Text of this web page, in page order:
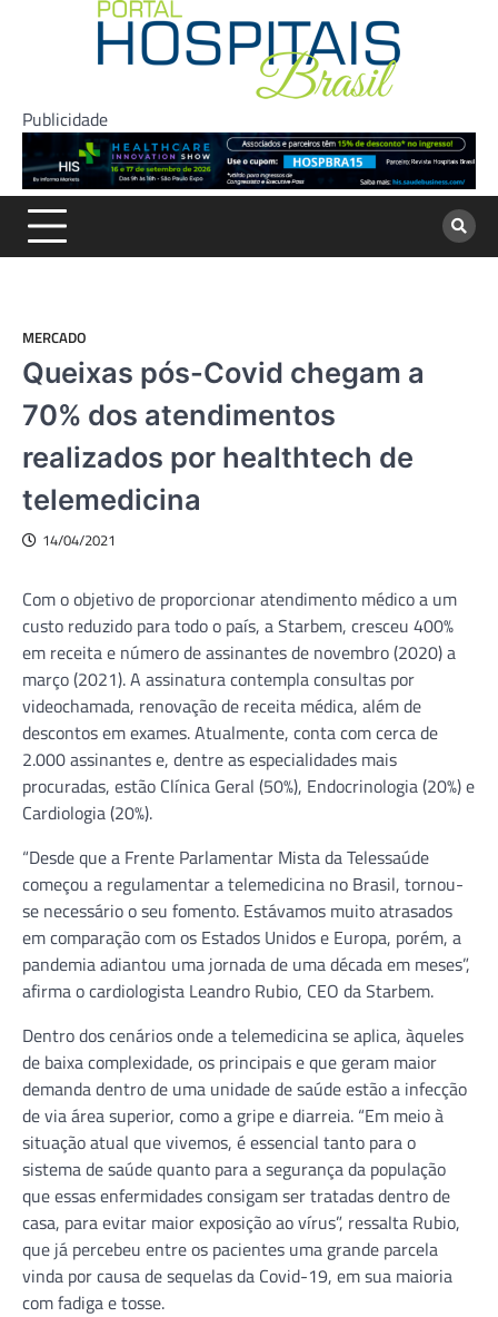
Publicidade
MERCADO
Queixas pós-Covid chegam a
70% dos atendimentos
realizados por healthtech de
telemedicina
14/04/2021
Com o objetivo de proporcionar atendimento médico a um
custo reduzido para todo o país, a Starbem, cresceu 400%
em receita e número de assinantes de novembro (2020) a
março (2021). A assinatura contempla consultas por
videochamada, renovação de receita médica, além de
descontos em exames. Atualmente, conta com cerca de
2.000 assinantes e, dentre as especialidades mais
procuradas, estão Clínica Geral (50%), Endocrinologia (20%) e
Cardiologia (20%).
“Desde que a Frente Parlamentar Mista da Telessaúde
começou a regulamentar a telemedicina no Brasil, tornou-
se necessário o seu fomento. Estávamos muito atrasados
em comparação com os Estados Unidos e Europa, porém, a
pandemia adiantou uma jornada de uma década em meses”,
afirma o cardiologista Leandro Rubio, CEO da Starbem.
Dentro dos cenários onde a telemedicina se aplica, àqueles
de baixa complexidade, os principais e que geram maior
demanda dentro de uma unidade de saúde estão a infecção
de via área superior, como a gripe e diarreia. “Em meio à
situação atual que vivemos, é essencial tanto para o
sistema de saúde quanto para a segurança da população
que essas enfermidades consigam ser tratadas dentro de
casa, para evitar maior exposição ao vírus”, ressalta Rubio,
que já percebeu entre os pacientes uma grande parcela
vinda por causa de sequelas da Covid-19, em sua maioria
com fadiga e tosse.